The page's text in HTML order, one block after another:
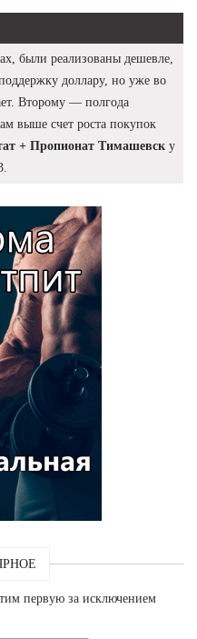
были реализованы дешевле,
доллару, но уже во
Второму — полгода
выше счет роста покупок
+ Пропионат Тимашевск у
первую за исключением